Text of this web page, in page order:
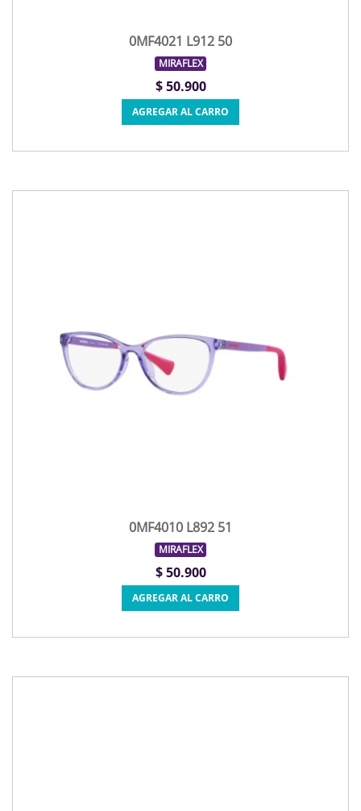
0MF4021 L912 50
MIRAFLEX
$ 50.900
AGREGAR AL CARRO
0MF4010 L892 51
MIRAFLEX
$ 50.900
AGREGAR AL CARRO